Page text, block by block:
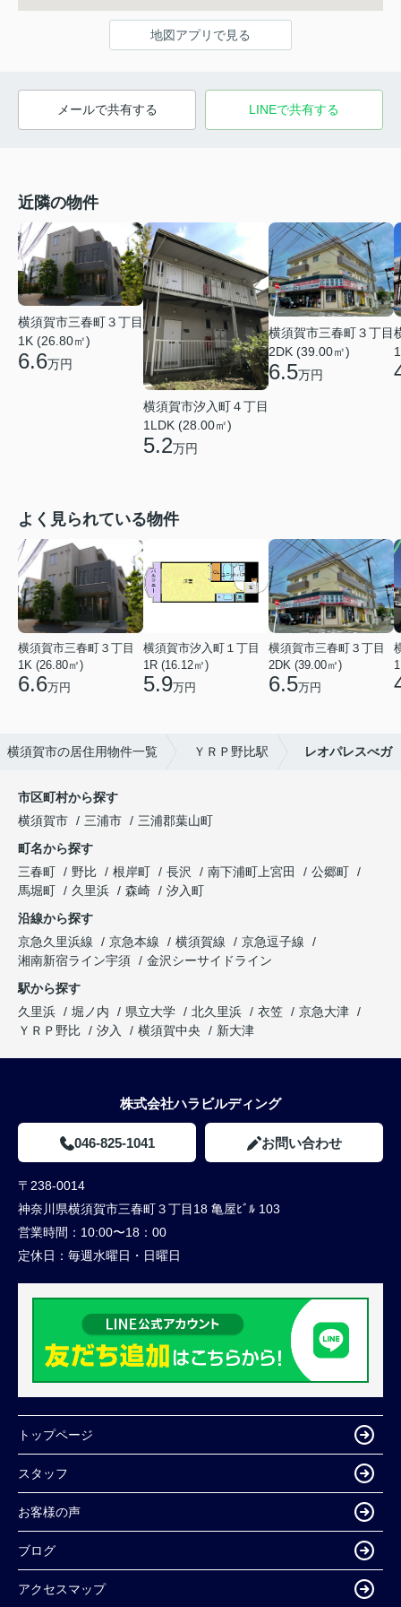
地図アプリで見る
メールで共有する LINEで共有する
近隣の物件
横須賀市三春町３丁目
1K (26.80㎡)
6.6万円
横須賀市汐入町４丁目
1LDK (28.00㎡)
5.2万円
横須賀市三春町３丁目
2DK (39.00㎡)
6.5万円
よく見られている物件
横須賀市三春町３丁目
1K (26.80㎡)
6.6万円
横須賀市汐入町１丁目
1R (16.12㎡)
5.9万円
横須賀市三春町３丁目
2DK (39.00㎡)
6.5万円
横須賀市の居住用物件一覧 ＹＲＰ野比駅 レオパレスべガ
市区町村から探す
横須賀市
三浦市
三浦郡葉山町
町名から探す
三春町
野比 根岸町 長沢 南下浦町上宮田
公郷町
馬堀町
久里浜 森崎
汐入町
沿線から探す
京急久里浜線
京急本線 横須賀線
京急逗子線
湘南新宿ライン宇須
金沢シーサイドライン
駅から探す
久里浜
堀ノ内 県立大学 北久里浜 衣笠
京急大津
ＹＲＰ野比
汐入 横須賀中央 新大津
株式会社ハラビルディング
046-825-1041 お問い合わせ
〒238-0014
神奈川県横須賀市三春町３丁目18 亀屋ﾋﾞﾙ 103
営業時間： 10:00〜18：00
定休日： 毎週水曜日・日曜日
トップページ
スタッフ
お客様の声
ブログ
アクセスマップ